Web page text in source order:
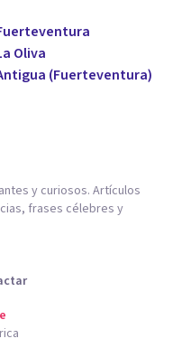
Oliva
(Fuerteventura)
y curiosos. Artículos
frases célebres y